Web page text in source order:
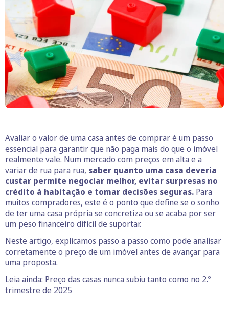
Avaliar o valor de uma casa antes de comprar é um passo
essencial para garantir que não paga mais do que o imóvel
realmente vale. Num mercado com preços em alta e a
variar de rua para rua, saber quanto uma casa deveria
custar permite negociar melhor, evitar surpresas no
crédito à habitação e tomar decisões seguras. Para
muitos compradores, este é o ponto que define se o sonho
de ter uma casa própria se concretiza ou se acaba por ser
um peso financeiro difícil de suportar.
Neste artigo, explicamos passo a passo como pode analisar
corretamente o preço de um imóvel antes de avançar para
uma proposta.
Leia ainda: Preço das casas nunca subiu tanto como no 2.º
trimestre de 2025